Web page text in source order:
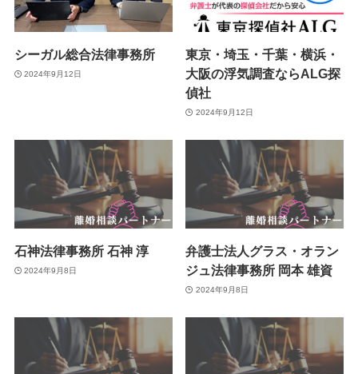
シーガル総合法律事務所
2024年9月12日
東京・埼玉・千葉・横浜・
大阪の浮気調査ならALG探
偵社
2024年9月12日
石神法律事務所 石神 淳
2024年9月8日
弁護士法人グラス・オラン
ジュ法律事務所 岡本 雄資
2024年9月8日